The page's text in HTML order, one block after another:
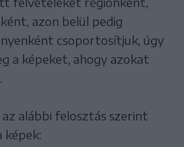
azon belül pedig
csoportosítjuk, úgy
a képeket, ahogy azokat
alábbi felosztás szerint
képek: